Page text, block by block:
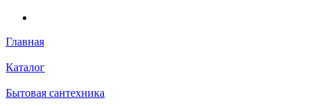
Главная
Каталог
Бытовая сантехника